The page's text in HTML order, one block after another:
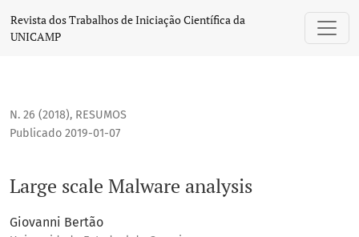
Revista dos Trabalhos de Iniciação Científica da
UNICAMP
N. 26 (2018), RESUMOS
Large scale Malware analysis
Publicado 2019-01-07
Giovanni Bertão